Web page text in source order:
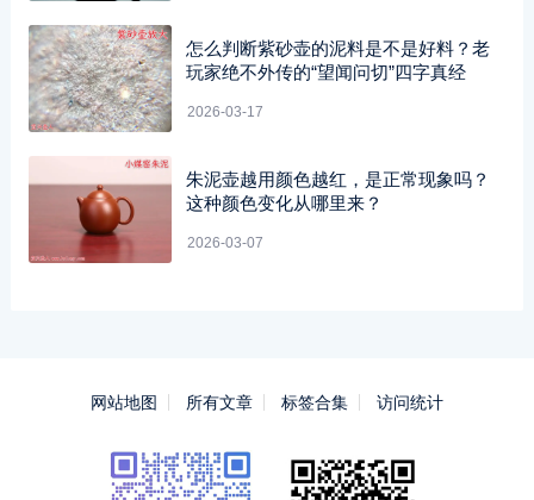
怎么判断紫砂壶的泥料是不是好料？老
玩家绝不外传的“望闻问切”四字真经
2026-03-17
朱泥壶越用颜色越红，是正常现象吗？
这种颜色变化从哪里来？
2026-03-07
网站地图 所有文章 标签合集 访问统计